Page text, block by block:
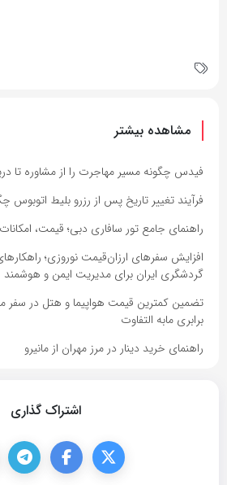
مشاهده بیشتر
فیدس چگونه مسیر مهاجرت را از مشاوره تا
فرآیند تغییر تاریخ پس از رزرو بلیط اتوبوس
راهنمای جامع تور سافاری دبی؛ قیمت،
افزایش سفرهای ارزان‌قیمت نوروزی؛
گردشگری ایران برای مدیریت ایمن و هوشمند
برابری مابه التفاوت
راهنمای خرید دینار در مرز مهران از مانیرو
اشتراک گذاری